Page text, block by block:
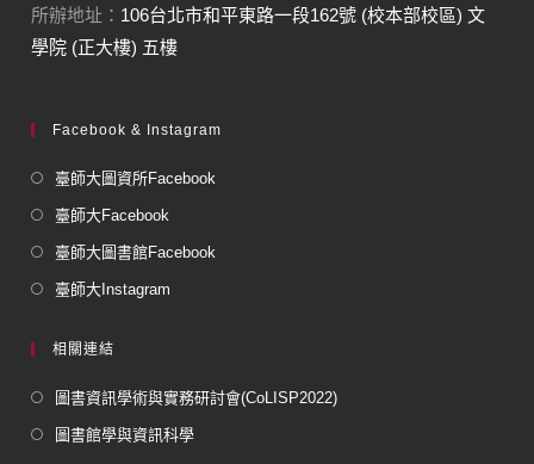
所辦地址： 106台北市和平東路一段162號 (校本部校區) 文
學院 (正大樓) 五樓
Facebook & Instagram
臺師大圖資所Facebook
臺師大Facebook
臺師大圖書館Facebook
臺師大Instagram
相關連結
圖書資訊學術與實務研討會(CoLISP2022)
圖書館學與資訊科學